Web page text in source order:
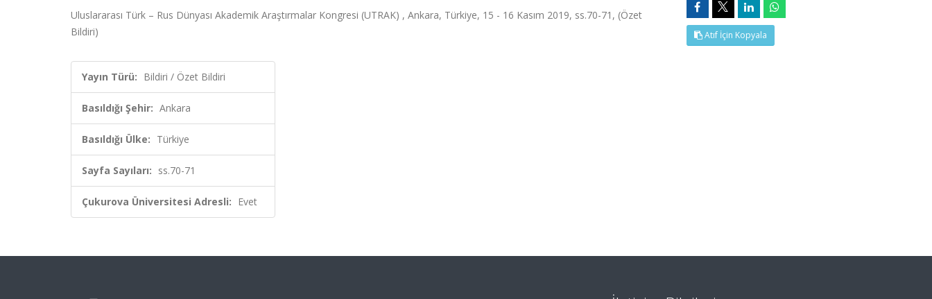
Uluslararası Türk – Rus Dünyası Akademik Araştırmalar Kongresi (UTRAK) , Ankara, Türkiye, 15 - 16 Kasım 2019, ss.70-71, (Özet
Bildiri)
Yayın Türü: Bildiri / Özet Bildiri
Basıldığı Şehir: Ankara
Basıldığı Ülke: Türkiye
Sayfa Sayıları: ss.70-71
Çukurova Üniversitesi Adresli: Evet
Atıf İçin Kopyala